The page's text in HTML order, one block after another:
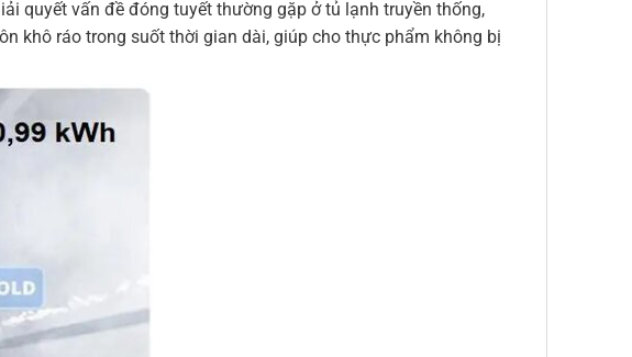
quyết vấn đề đóng tuyết thường gặp ở tủ lạnh truyền thống,
khô ráo trong suốt thời gian dài, giúp cho thực phẩm không bị